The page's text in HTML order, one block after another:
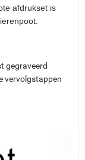
afdrukset is
gegraveerd
vervolgstappen